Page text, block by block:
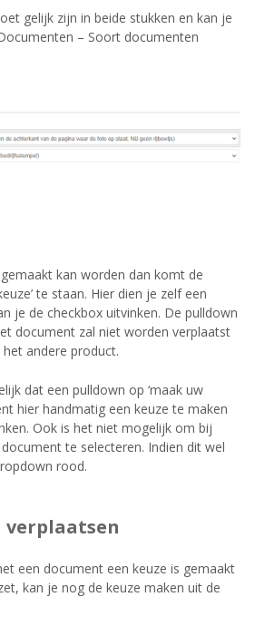
gelijk zijn in beide stukken en kan je
– Soort documenten
kan worden dan komt de
te staan. Hier dien je zelf een
je de checkbox uitvinken. De pulldown
document zal niet worden verplaatst
andere product.
dat een pulldown op ‘maak uw
hier handmatig een keuze te maken
Ook is het niet mogelijk om bij
te selecteren. Indien dit wel
rood.
verplaatsen
een document een keuze is gemaakt
kan je nog de keuze maken uit de